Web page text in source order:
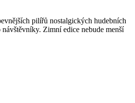
pilířů nostalgických hudebních
Zimní edice nebude menší